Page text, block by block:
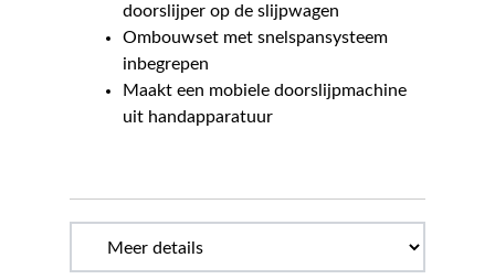
doorslijper op de slijpwagen
Ombouwset met snelspansysteem
inbegrepen
Maakt een mobiele doorslijpmachine
uit handapparatuur